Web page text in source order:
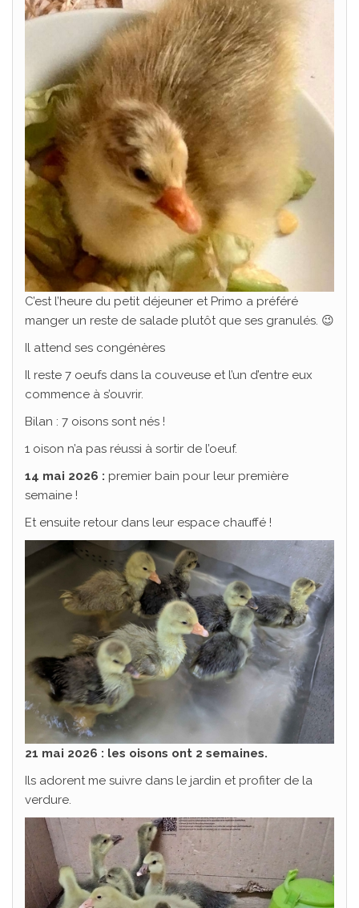
C’est l’heure du petit déjeuner et Primo a préféré
manger un reste de salade plutôt que ses granulés. 😉
Il attend ses congénères
Il reste 7 oeufs dans la couveuse et l’un d’entre eux
commence à s’ouvrir.
Bilan : 7 oisons sont nés !
1 oison n’a pas réussi à sortir de l’oeuf.
14 mai 2026 : premier bain pour leur première
semaine !
Et ensuite retour dans leur espace chauffé !
21 mai 2026 : les oisons ont 2 semaines.
Ils adorent me suivre dans le jardin et profiter de la
verdure.